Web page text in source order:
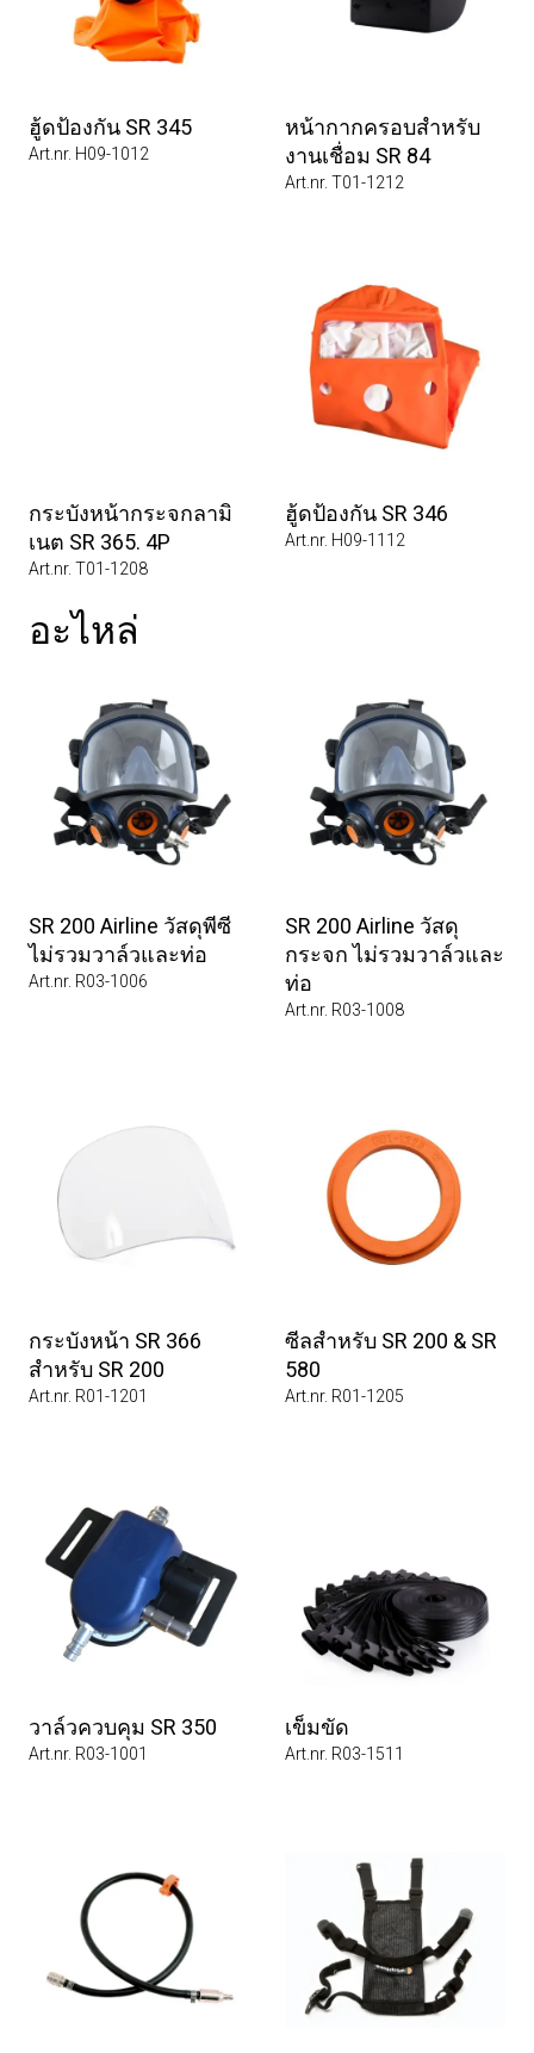
ฮู้ดป้องกัน SR 345
Art.nr. H09-1012
หน้ากากครอบสำหรับ
งานเชื่อม SR 84
Art.nr. T01-1212
กระบังหน้ากระจกลามิ
เนต SR 365. 4P
Art.nr. T01-1208
ฮู้ดป้องกัน SR 346
Art.nr. H09-1112
อะไหล่
SR 200 Airline วัสดุพีซี
ไม่รวมวาล์วและท่อ
Art.nr. R03-1006
SR 200 Airline วัสดุ
กระจก ไม่รวมวาล์วและ
ท่อ
Art.nr. R03-1008
กระบังหน้า SR 366
สำหรับ SR 200
Art.nr. R01-1201
ซีลสำหรับ SR 200 & SR
580
Art.nr. R01-1205
วาล์วควบคุม SR 350
Art.nr. R03-1001
เข็มขัด
Art.nr. R03-1511